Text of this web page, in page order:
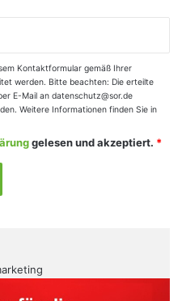
Kontaktformular gemäß Ihrer
werden. Bitte beachten: Die erteilte
E-Mail an datenschutz@sor.de
Weitere Informationen finden Sie in
gelesen und akzeptiert. *